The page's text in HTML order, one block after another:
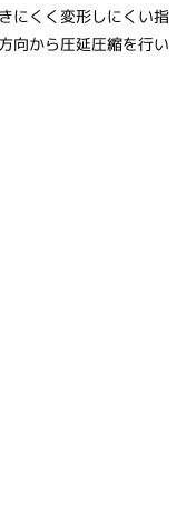
にくく変形しにくい指
向から圧延圧縮を行い